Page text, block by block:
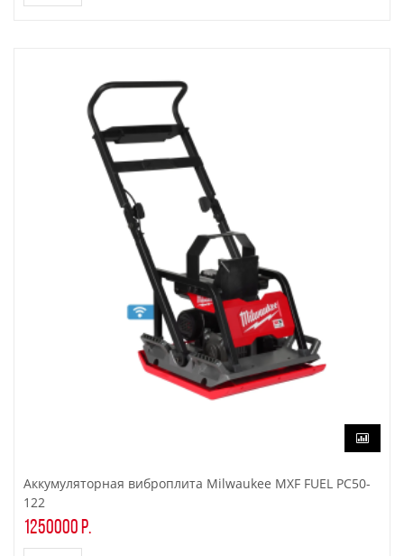
Аккумуляторная виброплита Milwaukee MXF FUEL PC50-
122
1250000 р.